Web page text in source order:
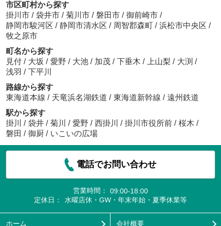
市区町村から探す
掛川市 / 袋井市 / 菊川市 / 磐田市 / 御前崎市 /
静岡市駿河区 / 静岡市清水区 / 周智郡森町 / 浜松市中央区 /
牧之原市
町名から探す
見付 / 大坂 / 愛野 / 大池 / 加茂 / 下垂木 / 上山梨 / 大渕 /
浅羽 / 下平川
路線から探す
東海道本線 / 天竜浜名湖鉄道 / 東海道新幹線 / 遠州鉄道
駅から探す
掛川
/ 袋井 / 菊川 / 愛野 / 西掛川 / 掛川市役所前 / 桜木 /
磐田 / 御厨 / いこいの広場
電話でお問い合わせ
営業時間：
09:00-18:00
定休日：
水曜店休・GW・年末年始・夏季休業等
ホーム 会社概要